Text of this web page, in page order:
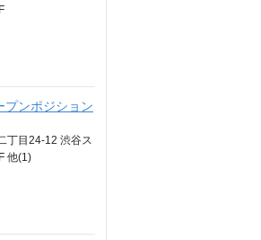
プンポジション
丁目24-12 渋谷ス
他(1)